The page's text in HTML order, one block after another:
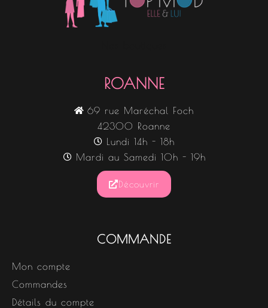
ROANNE
69 rue Maréchal Foch
42300 Roanne
Lundi 14h - 18h
Mardi au Samedi 10h - 19h
Découvrir
COMMANDE
Mon compte
Commandes
Détails du compte